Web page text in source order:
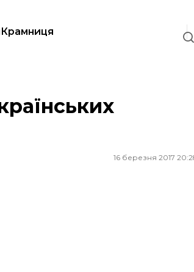
Крамниця
16 березня 2017